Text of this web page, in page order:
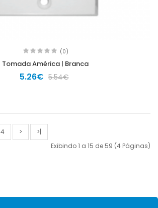
(0)
Tomada América | Branca
5.26€ 5.54€
4 >
>|
Exibindo 1 a 15 de 59 (4 Páginas)